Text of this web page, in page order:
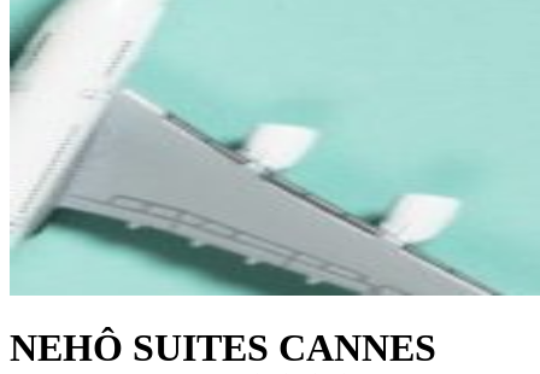
NEHÔ SUITES CANNES